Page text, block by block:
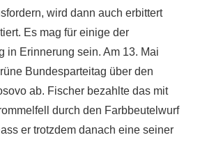
wird dann auch erbittert
Es mag für einige der
in Erinnerung sein. Am 13. Mai
Bundesparteitag über den
ab. Fischer bezahlte das mit
durch den Farbbeutelwurf
er trotzdem danach eine seiner